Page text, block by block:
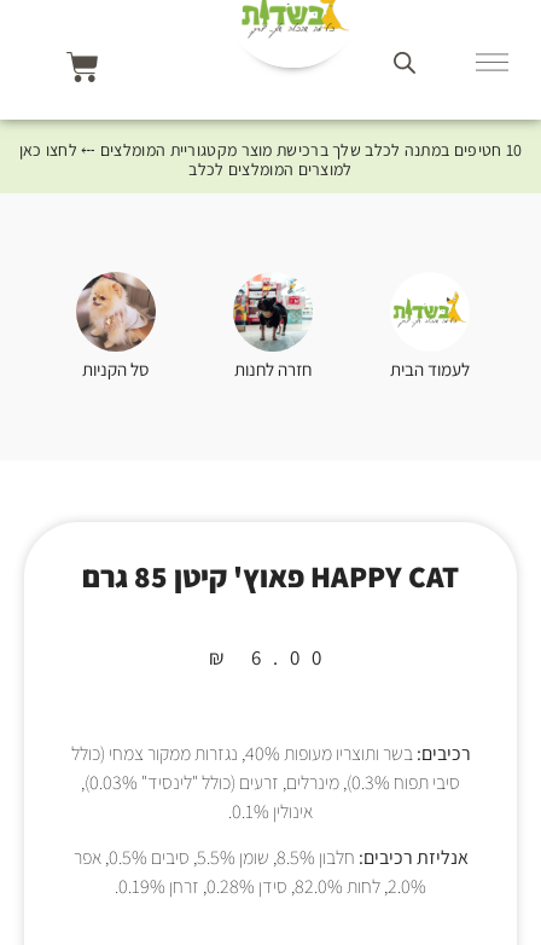
10 חטיפים במתנה לכלב שלך ברכישת מוצר מקטגוריית המומלצים ⤎ לחצו כאן
למוצרים המומלצים לכלב
לעמוד הבית חזרה לחנות סל הקניות
HAPPY CAT פאוץ' קיטן 85 גרם
₪ 6.00
רכיבים:
בשר ותוצריו מעופות 40%, נגזרות ממקור צמחי (כולל
סיבי תפוח 0.3%), מינרלים, זרעים (כולל "לינסיד" 0.03%),
אינולין 0.1%.
אנליזת רכיבים:
חלבון 8.5%, שומן 5.5%, סיבים 0.5%, אפר
2.0%, לחות 82.0%, סידן 0.28%, זרחן 0.19%.